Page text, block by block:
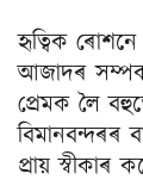
হৃত্বিক
আজাদৰ
প্ৰেমক লৈ
বিমানবন্দৰৰ
প্ৰায় স্বীকাৰ